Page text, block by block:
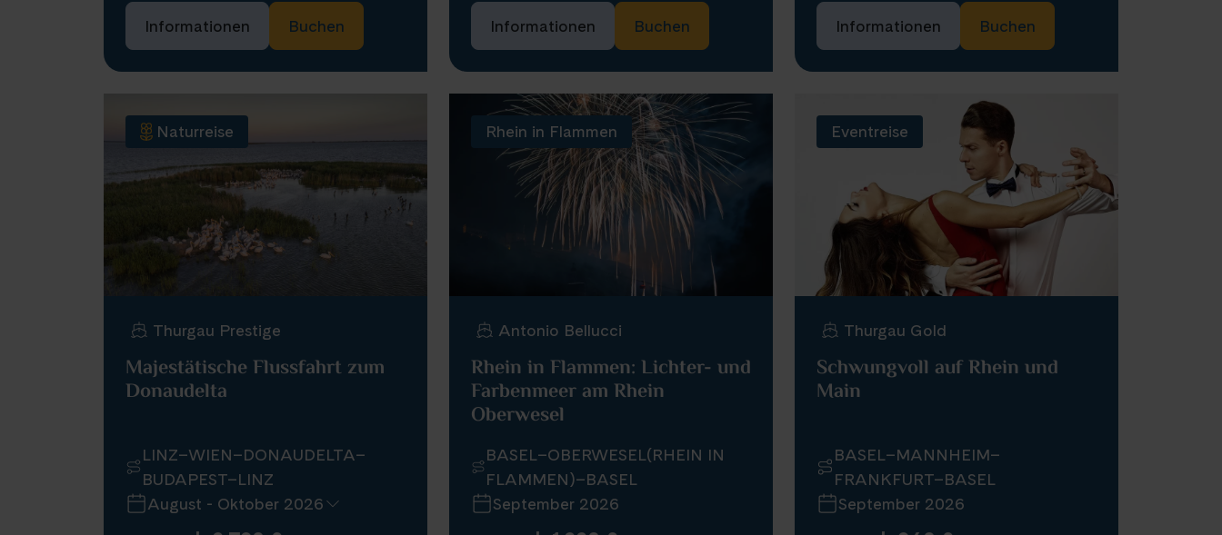
Informationen Buchen Informationen Buchen Informationen Buchen
Naturreise
Thurgau Prestige
Majestätische Flussfahrt zum
Donaudelta
LINZ–WIEN–DONAUDELTA–
BUDAPEST–LINZ
August - Oktober 2026
Rhein in Flammen
Antonio Bellucci
Rhein in Flammen: Lichter- und
Farbenmeer am Rhein
Oberwesel
BASEL–OBERWESEL(RHEIN IN
FLAMMEN)–BASEL
September 2026
Eventreise
Thurgau Gold
Schwungvoll auf Rhein und
Main
BASEL–MANNHEIM–
FRANKFURT–BASEL
September 2026